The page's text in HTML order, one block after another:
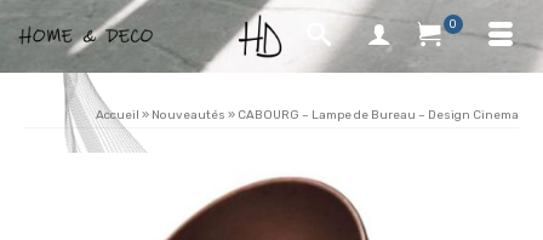
0
Accueil » Nouveautés » CABOURG – Lampe de Bureau – Design Cinema